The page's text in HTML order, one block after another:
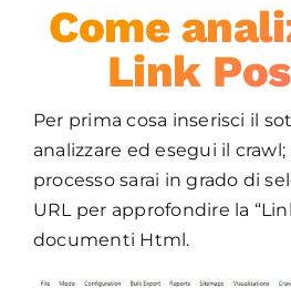
Come
Link
Per prima cosa inserisci il
analizzare ed esegui il
processo sarai in grado di
URL per approfondire la
documenti Html.